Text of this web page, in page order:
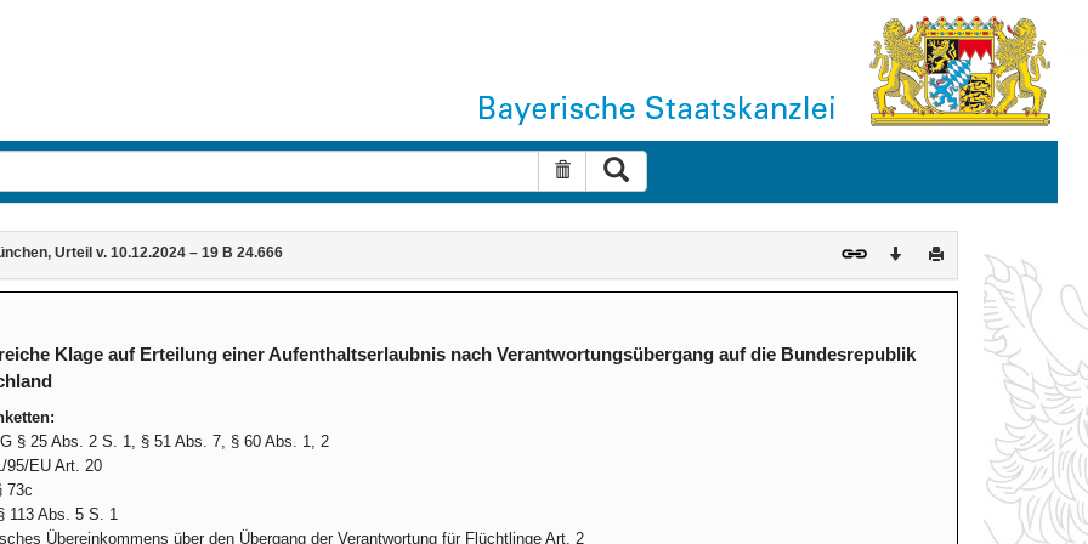
Suche zurücksetzen
Urteil v. 10.12.2024 – 19 B 24.666 DownloadDrucken
Klage auf Erteilung einer Aufenthaltserlaubnis nach Verantwortungsübergang auf die Bundesrepublik
§ 25 Abs. 2 S. 1, § 51 Abs. 7, § 60 Abs. 1, 2
95/EU Art. 20
73c
113 Abs. 5 S. 1
Übereinkommens über den Übergang der Verantwortung für Flüchtlinge Art. 2